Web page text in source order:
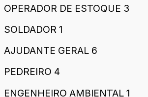
OPERADOR DE ESTOQUE 3
SOLDADOR 1
AJUDANTE GERAL 6
PEDREIRO 4
ENGENHEIRO AMBIENTAL 1